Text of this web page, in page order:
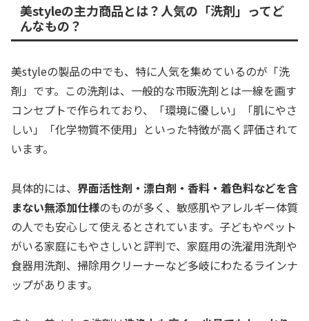
美styleの主力商品とは？人気の「洗剤」ってど
んなもの？
美styleの製品の中でも、特に人気を集めているのが「洗
剤」です。この洗剤は、一般的な市販洗剤とは一線を画す
コンセプトで作られており、「環境に優しい」「肌にやさ
しい」「化学物質不使用」といった特徴が高く評価されて
います。
具体的には、 界面活性剤・漂白剤・香料・着色料などを含
まない無添加仕様のものが多く、敏感肌やアレルギー体質
の人でも安心して使えるとされています。子どもやペット
がいる家庭にもやさしいと評判で、家庭用の洗濯用洗剤や
食器用洗剤、掃除用クリーナーなど多岐にわたるラインナ
ップがあります。